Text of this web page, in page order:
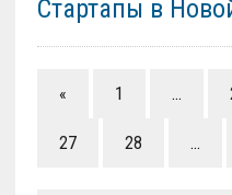
Стартапы в
« 1 …
27 28 …